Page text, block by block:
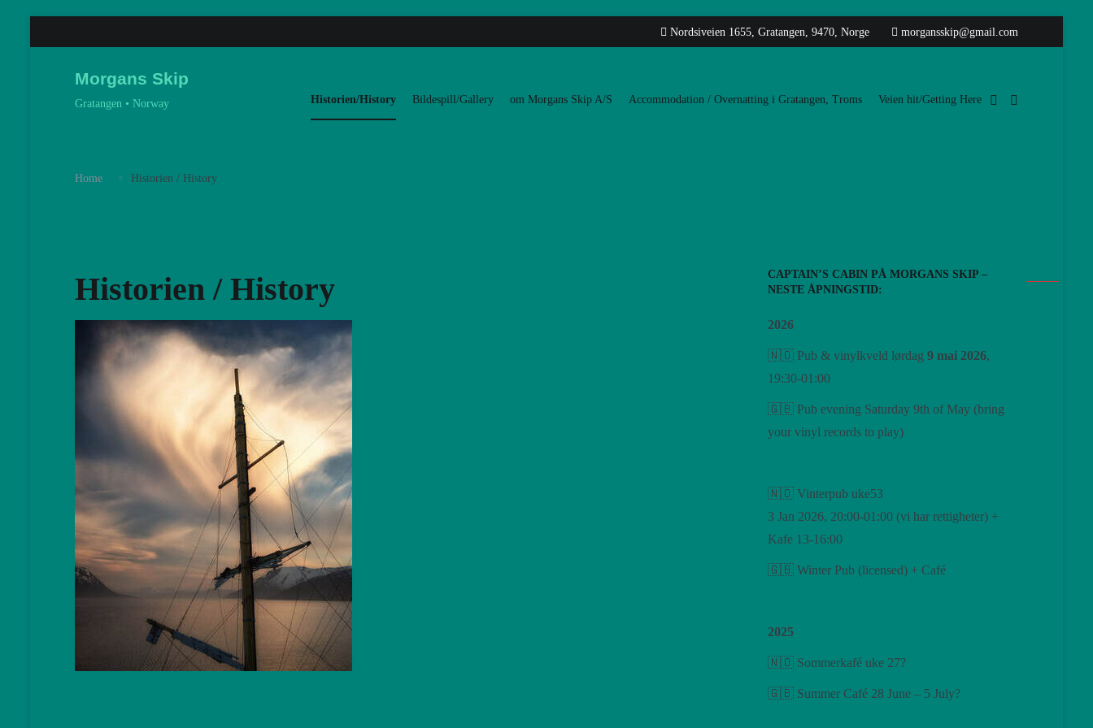
content
Nordsiveien 1655, Gratangen, 9470, Norge morgansskip@gmail.com
Morgans Skip
Gratangen • Norway Historien/History Bildespill/Gallery om Morgans Skip A/S Accommodation / Overnatting i Gratangen, Troms Veien hit/Getting Here
Home Historien / History
Historien / History
CAPTAIN’S CABIN PÅ MORGANS SKIP –
NESTE ÅPNINGSTID:
2026
🇳🇴 Pub & vinylkveld lørdag 9 mai 2026,
19:30-01:00
🇬🇧 Pub evening Saturday 9th of May (bring
your vinyl records to play)
🇳🇴 Vinterpub uke53
3 Jan 2026, 20:00-01:00 (vi har rettigheter) +
Kafe 13-16:00
🇬🇧 Winter Pub (licensed) + Café
2025
🇳🇴 Sommerkafé uke 27?
🇬🇧 Summer Café 28 June – 5 July?